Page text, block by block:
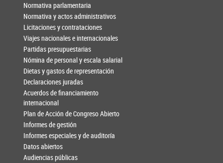
Normativa parlamentaria
Normativa y actos administrativos
Licitaciones y contrataciones
Viajes nacionales e internacionales
Partidas presupuestarias
Nómina de personal y escala salarial
Dietas y gastos de representación
Declaraciones juradas
Acuerdos de financiamiento
internacional
Plan de Acción de Congreso Abierto
Informes de gestión
Informes especiales y de auditoría
Datos abiertos
Audiencias públicas